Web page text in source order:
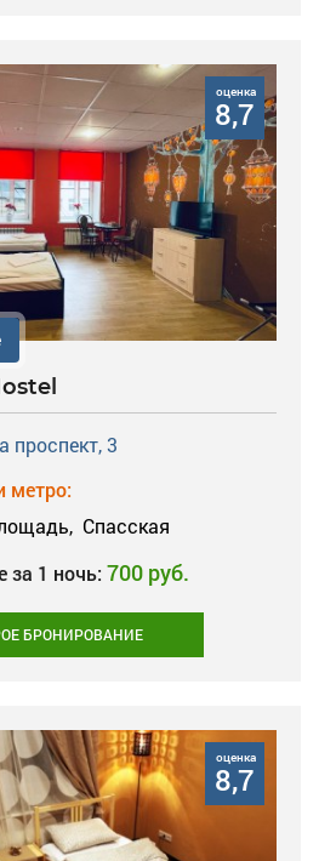
оценка
8,7
проспект, 3
метро:
Спасская
за 1 ночь: 700 руб.
БРОНИРОВАНИЕ
оценка
8,7